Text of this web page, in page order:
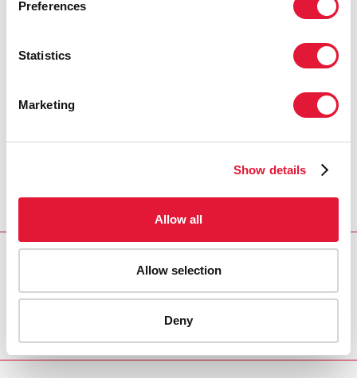
Preferences
Statistics
Marketing
Show details
Allow all
Allow selection
Deny
« Nous allons investir davantage pour
traitement et améliorer la qualité de ce
traitement, notamment en veillant à ce
sociale nationale couvre les frais
médicaux des personnes vivant avec le
VIH. »
NGUYEN THI KIM TIEN, MINISTRE DE LA SANTÉ